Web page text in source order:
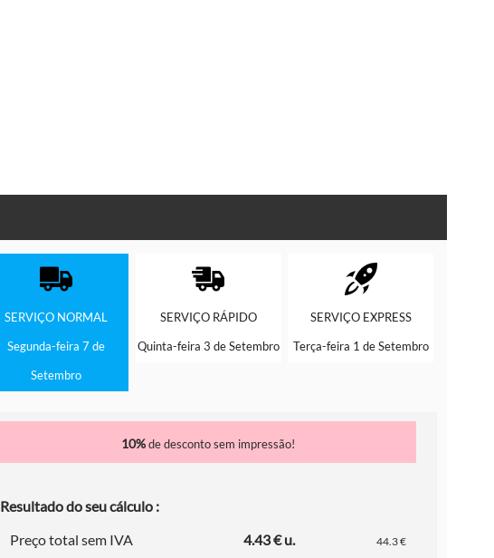
SERVIÇO NORMAL
Segunda-feira 7 de
Setembro
SERVIÇO RÁPIDO
Quinta-feira 3 de Setembro
SERVIÇO EXPRESS
Terça-feira 1 de Setembro
10%de desconto sem impressão!
Resultado do seu cálculo :
Preço total sem IVA
4.43 € u. 44.3 €